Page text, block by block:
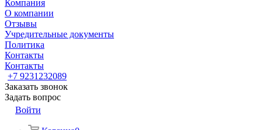
Компания
О компании
Отзывы
Учредительные документы
Политика
Контакты
Контакты
+7 9231232089
Заказать звонок
Задать вопрос
Войти